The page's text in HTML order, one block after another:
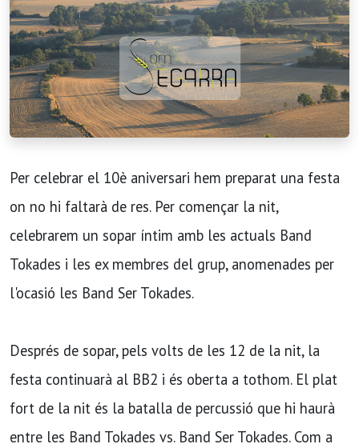
Per celebrar el 10è aniversari hem preparat una festa
on no hi faltarà de res. Per començar la nit,
celebrarem un sopar íntim amb les actuals Band
Tokades i les ex membres del grup, anomenades per
l'ocasió les Band Ser Tokades.
Després de sopar, pels volts de les 12 de la nit, la
festa continuarà al BB2 i és oberta a tothom. El plat
fort de la nit és la batalla de percussió que hi haurà
entre les Band Tokades vs. Band Ser Tokades. Com a